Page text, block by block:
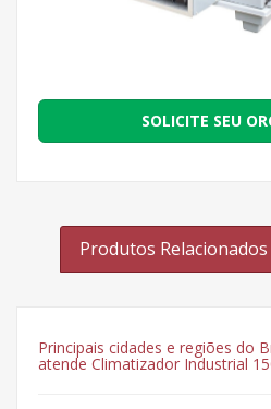
SOLICITE SEU
Produtos Relacionados
Principais cidades e regiões do
atende Climatizador Industrial